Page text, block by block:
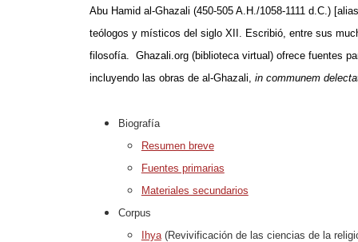
Abu Hamid al-Ghazali (450-505 A.H./1058-1111 d.C.)
teólogos y místicos del siglo XII. Escribió, entre sus
filosofía.
Ghazali.org (biblioteca virtual) ofrece fuentes
incluyendo las obras de al-Ghazali, in communem
Biografía
Resumen breve
Fuentes primarias
Materiales secundarios
Corpus
Ihya(Revivificación de las ciencias de la